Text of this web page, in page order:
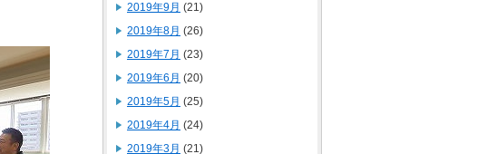
2019年9月 (21)
2019年8月 (26)
2019年7月 (23)
2019年6月 (20)
2019年5月 (25)
2019年4月 (24)
2019年3月 (21)